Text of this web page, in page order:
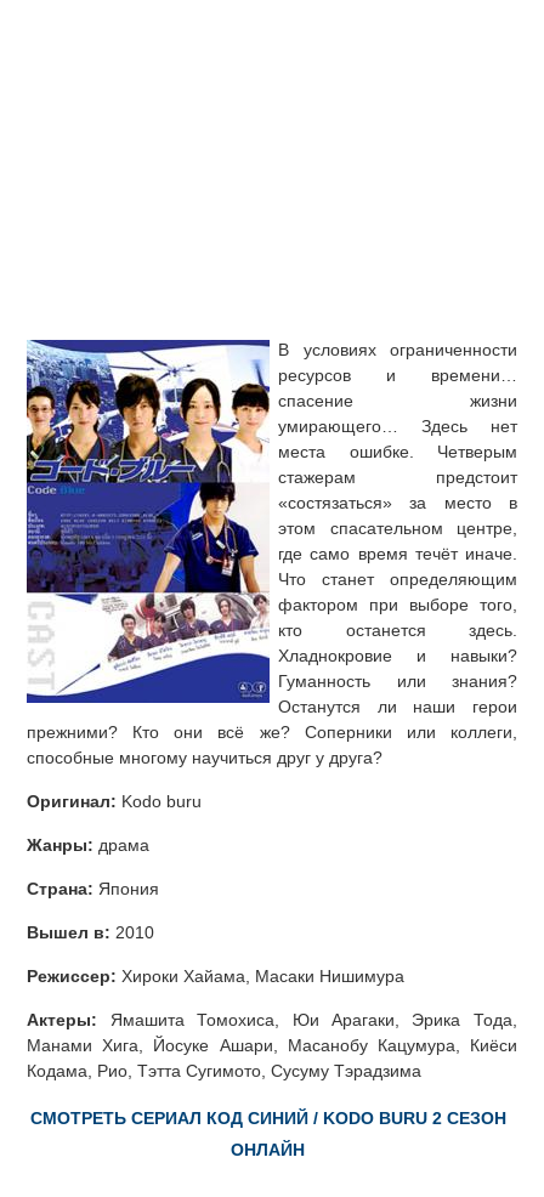
В условиях ограниченности
ресурсов и времени…
спасение жизни
умирающего… Здесь нет
места ошибке. Четверым
стажерам предстоит
«состязаться» за место в
этом спасательном центре,
где само время течёт иначе.
Что станет определяющим
фактором при выборе того,
кто останется здесь.
Хладнокровие и навыки?
Гуманность или знания?
Останутся ли наши герои
прежними? Кто они всё же? Соперники или коллеги,
способные многому научиться друг у друга?
Оригинал: Kodo buru
Жанры: драма
Страна: Япония
Вышел в: 2010
Режиссер: Хироки Хайама, Масаки Нишимура
Актеры: Ямашита Томохиса, Юи Арагаки, Эрика Тода,
Манами Хига, Йосуке Ашари, Масанобу Кацумура, Киёси
Кодама, Рио, Тэтта Сугимото, Сусуму Тэрадзима
СМОТРЕТЬ СЕРИАЛ КОД СИНИЙ / KODO BURU 2 СЕЗОН
ОНЛАЙН